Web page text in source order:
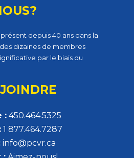
depuis 40 ans dans la
dizaines de membres
par le biais du
: 450.464.5325
1 877.464.7287
info@pcvr.ca